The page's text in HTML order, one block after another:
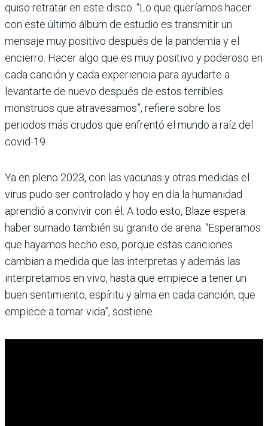
quiso retratar en este disco. “Lo que queríamos hacer
con este último álbum de estudio es transmitir un
mensaje muy positivo después de la pandemia y el
encierro. Hacer algo que es muy positivo y poderoso en
cada canción y cada experiencia para ayudarte a
levantarte de nuevo después de estos terribles
monstruos que atravesamos”, refiere sobre los
periodos más crudos que enfrentó el mundo a raíz del
covid-19.
Ya en pleno 2023, con las vacunas y otras medidas el
virus pudo ser controlado y hoy en día la humanidad
aprendió a convivir con él. A todo esto, Blaze espera
haber sumado también su granito de arena. “Esperamos
que hayamos hecho eso, porque estas canciones
cambian a medida que las interpretas y además las
interpretamos en vivo, hasta que empiece a tener un
buen sentimiento, espíritu y alma en cada canción, que
empiece a tomar vida”, sostiene.